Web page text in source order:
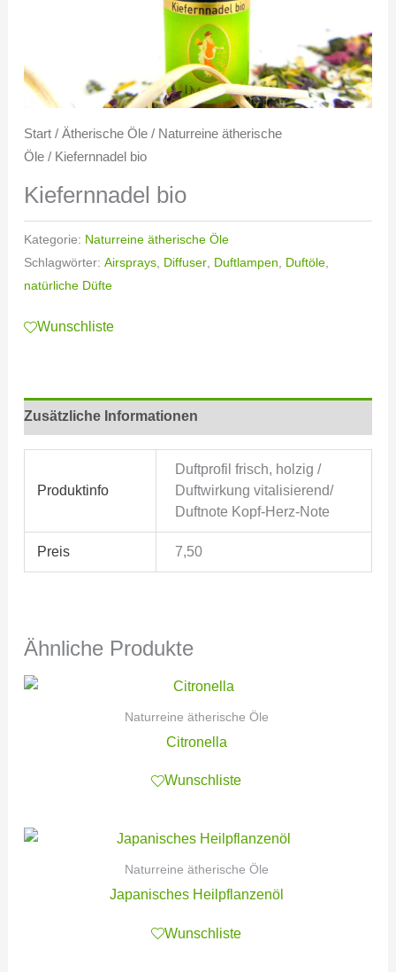
Start/ Ätherische Öle/ Naturreine ätherische
Öle/ Kiefernnadel bio
Kiefernnadel bio
Kategorie: Naturreine ätherische Öle
Schlagwörter: Airsprays, Diffuser, Duftlampen Duftöle,
natürliche Düfte
Wunschliste
Zusätzliche Informationen
Produktinfo
Duftprofil frisch, holzig /
Duftwirkung vitalisierend/
Duftnote Kopf-Herz-Note
Preis 7,50
Ähnliche Produkte
Naturreine ätherische Öle
Citronella
Wunschliste
Naturreine ätherische Öle
Japanisches Heilpflanzenöl
Wunschliste